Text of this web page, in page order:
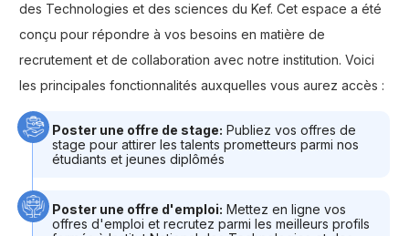
des Technologies et des sciences du Kef. Cet espace a été
conçu pour répondre à vos besoins en matière de
recrutement et de collaboration avec notre institution. Voici
les principales fonctionnalités auxquelles vous aurez accès :
Poster une offre de stage: Publiez vos offres de
stage pour attirer les talents prometteurs parmi nos
étudiants et jeunes diplômés
Poster une offre d'emploi: Mettez en ligne vos
offres d'emploi et recrutez parmi les meilleurs profils